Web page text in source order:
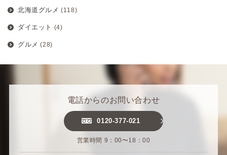
北海道グルメ (118)
ダイエット (4)
グルメ (28)
電話からのお問い合わせ
0120-377-021
営業時間 9：00〜18：00